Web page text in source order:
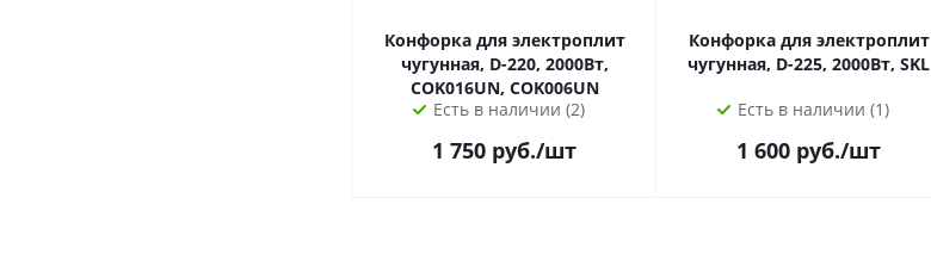
Конфорка для электроплит
чугунная, D-220, 2000Вт,
COK016UN, COK006UN
Есть в наличии (2)
1 750 руб./шт
Конфорка для электроплит
чугунная, D-225, 2000Вт, SKL
Есть в наличии (1)
1 600 руб./шт